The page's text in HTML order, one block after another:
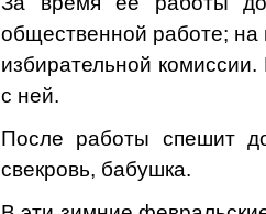
общественной работе; на
избирательной
с ней.
После работы спешит
свекровь, бабушка.